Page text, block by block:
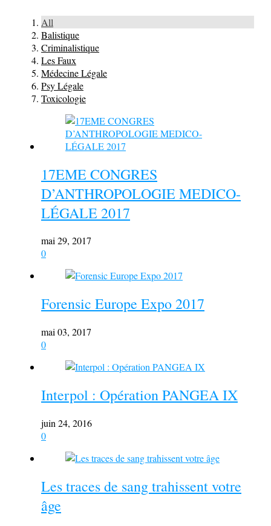
All
Balistique
Criminalistique
Les Faux
Médecine Légale
Psy Légale
Toxicologie
17EME CONGRES
D’ANTHROPOLOGIE MEDICO-
LÉGALE 2017
mai 29, 2017
0
Forensic Europe Expo 2017
mai 03, 2017
0
Interpol : Opération PANGEA IX
juin 24, 2016
0
Les traces de sang trahissent votre
âge